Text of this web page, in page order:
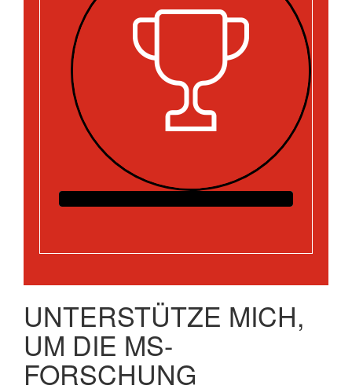
UNTERSTÜTZE MICH,
UM DIE MS-
FORSCHUNG